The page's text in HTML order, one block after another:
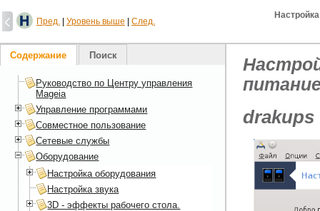
Пред. Уровень выше След.
drakups
Содержание Поиск
Руководство по Центру управления
Mageia
Управление программами
Совместное пользование
Сетевые службы
Оборудование
Настройка оборудования
Настройка звука
3D - эффекты рабочего стола.